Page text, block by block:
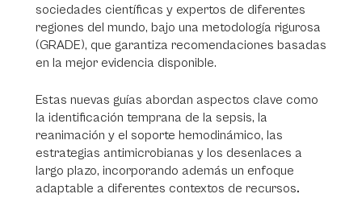
sociedades científicas y expertos de diferentes
regiones del mundo, bajo una metodología rigurosa
(GRADE), que garantiza recomendaciones basadas
en la mejor evidencia disponible.
Estas nuevas guías abordan aspectos clave como
la identificación temprana de la sepsis, la
reanimación y el soporte hemodinámico, las
estrategias antimicrobianas y los desenlaces a
largo plazo, incorporando además un enfoque
adaptable a diferentes contextos de recursos.